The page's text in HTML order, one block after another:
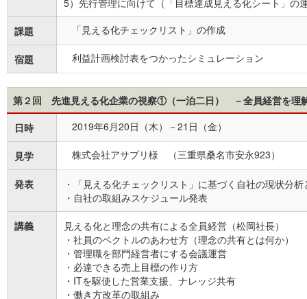
5）先行管理に向けて（「目標達成見える化シート」の
課題 「見える化チェックリスト」の作成
宿題 利益計画検討表をつかったシミュレーション
第２回 先進見える化企業の視察①（一泊二日）
－全員経営を理
日時
2019年6月20日（木）－21日（金）
見学 株式会社アサプリ様 （三重県桑名市安永923）
発表
・「見える化チェックリスト」に基づく自社の現状分
・自社の取組みスケジュール発表
講義
見える化と理念の共有による全員経営（松岡社長）
・社員のベクトルのあわせ方（理念の共有とは何か）
・管理職を部門経営者にする会議運営
・必達できる売上目標の作り方
・ITを駆使した営業支援、ナレッジ共有
・働き方改革の取組み